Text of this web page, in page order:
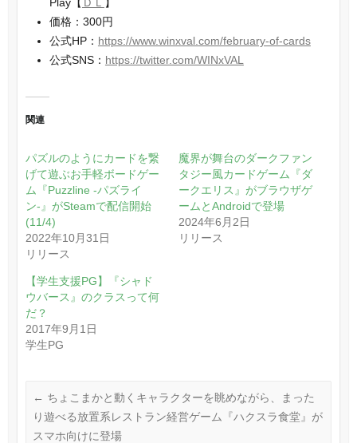
価格：300円
公式HP： https://www.winxval.com/february-of-cards
公式SNS： https://twitter.com/WINxVAL
関連
パズルのようにカードを繋
げて遊ぶお手軽ボードゲー
ム『Puzzline -パズライ
ン-』がSteamで配信開始
(11/4)
2022年10月31日
リリース
魔界が舞台のダークファン
タジー風カードゲーム『ダ
ークエリス』がブラウザゲ
ームとAndroidで登場
2024年6月2日
リリース
【学生支援PG】『シャド
ウバース』のクラスって何
だ？
2017年9月1日
学生PG
← ちょこまかと動くキャラクターを眺めながら、まった
り遊べる放置系レストラン経営ゲーム『ハクスラ食堂』が
スマホ向けに登場